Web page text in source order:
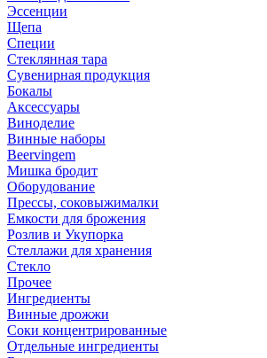
Эссенции
Щепа
Специи
Стеклянная тара
Сувенирная продукция
Бокалы
Аксессуары
Виноделие
Винные наборы
Beervingem
Мишка бродит
Оборудование
Прессы, соковыжималки
Емкости для брожения
Розлив и Укупорка
Стеллажи для хранения
Стекло
Прочее
Ингредиенты
Винные дрожжи
Соки концентрированные
Отдельные ингредиенты